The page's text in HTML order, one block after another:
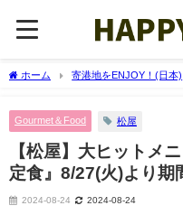
ホーム 寄港地をENJOY！(日本)
Gourmet＆Food 松屋
【松屋】大ヒットメ
定食』8/27(火)より期
2024-08-24 2024-08-24